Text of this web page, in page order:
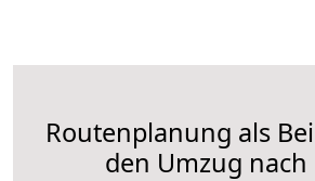
Routenplanung als
den Umzug nach